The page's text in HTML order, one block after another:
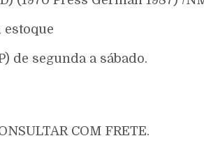
estoque
de segunda a sábado.
COM FRETE.